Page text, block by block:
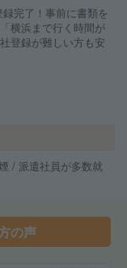
完了！事前に書類を
横浜まで行く時間が
登録が難しい方も安
/ 派遣社員が多数就
の声